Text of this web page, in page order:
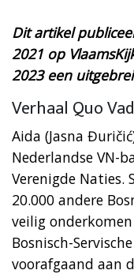
Dit artikel
2021 op
2023 een
Verhaal Quo
Aida (Jasna
Nederlandse VN-
Verenigde Naties.
20.000 andere
veilig
Bosnisch-
voorafgaand aan